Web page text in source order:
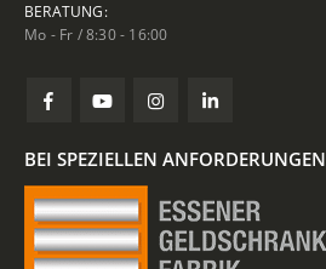
BERATUNG:
Mo - Fr / 8:30 - 16:00
BEI SPEZIELLEN ANFORDERUNGEN